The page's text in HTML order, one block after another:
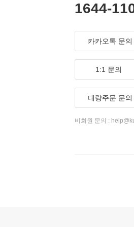
1644-
카카오톡 문의
1:1 문의
대량주문 문의
비회원 문의 :